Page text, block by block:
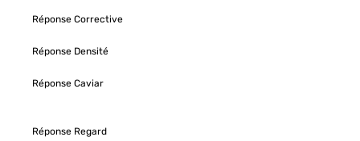
Réponse Corrective
Réponse Densité
Réponse Caviar
Réponse Regard